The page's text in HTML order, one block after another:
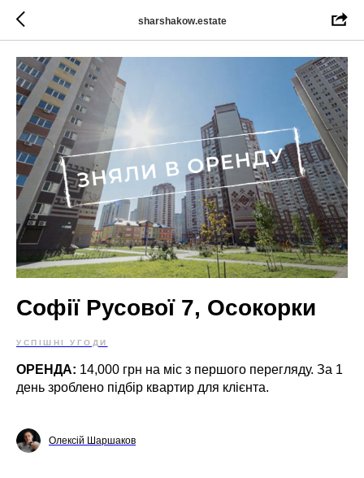
sharshakow.estate
Софії Русової 7, Осокорки
УСПІШНІ УГОДИ
ОРЕНДА: 14,000 грн на міс з першого перегляду. За 1
день зроблено підбір квартир для клієнта.
Олексій Шаршаков